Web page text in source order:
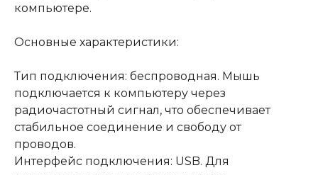
компьютере.
Основные характеристики:
Тип подключения: беспроводная. Мышь
подключается к компьютеру через
радиочастотный сигнал, что обеспечивает
стабильное соединение и свободу от
проводов.
Интерфейс подключения: USB. Для